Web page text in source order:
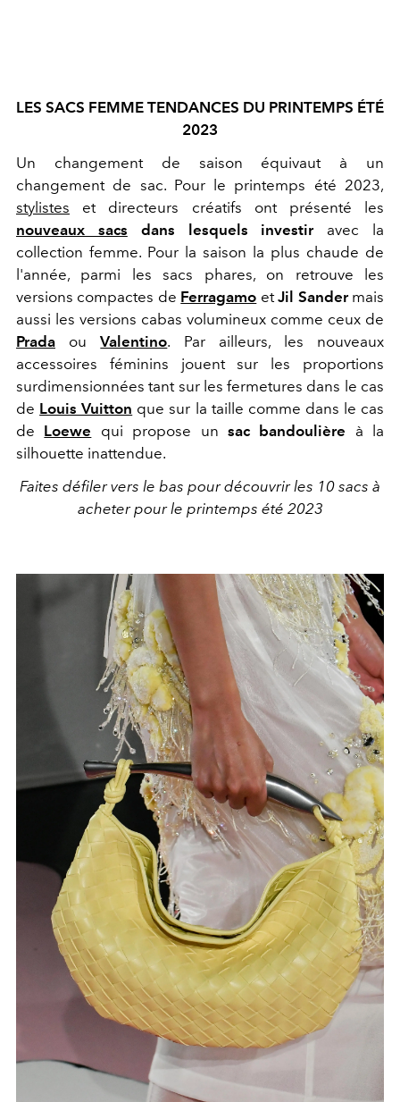
LES SACS FEMME TENDANCES DU PRINTEMPS ÉTÉ
2023
Un changement de saison équivaut à un
changement de sac. Pour le printemps été 2023,
stylistes et directeurs créatifs ont présenté les
nouveaux sacs dans lesquels investiravec la
collection femme. Pour la saison la plus chaude de
l'année, parmi les sacs phares, on retrouve les
versions compactes de Ferragamo etJil Sandermais
aussi les versions cabas volumineux comme ceux de
Prada ouValentino.
Par ailleurs, les nouveaux
accessoires féminins jouent sur les proportions
surdimensionnées tant sur les fermetures dans le cas
de Louis Vuitton que sur la taille comme dans le cas
de Loewe qui propose un sac bandoulière à la
silhouette inattendue.
Faites défiler vers le bas pour découvrir les 10 sacs à
acheter pour le printemps été 2023